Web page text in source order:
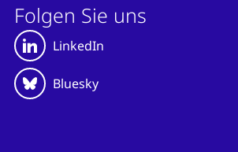
Folgen Sie uns
LinkedIn
Bluesky